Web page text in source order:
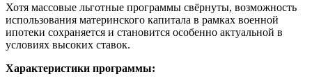
Хотя массовые льготные программы свёрнуты, возможность
использования материнского капитала в рамках военной
ипотеки сохраняется и становится особенно актуальной в
условиях высоких ставок.
Характеристики программы: